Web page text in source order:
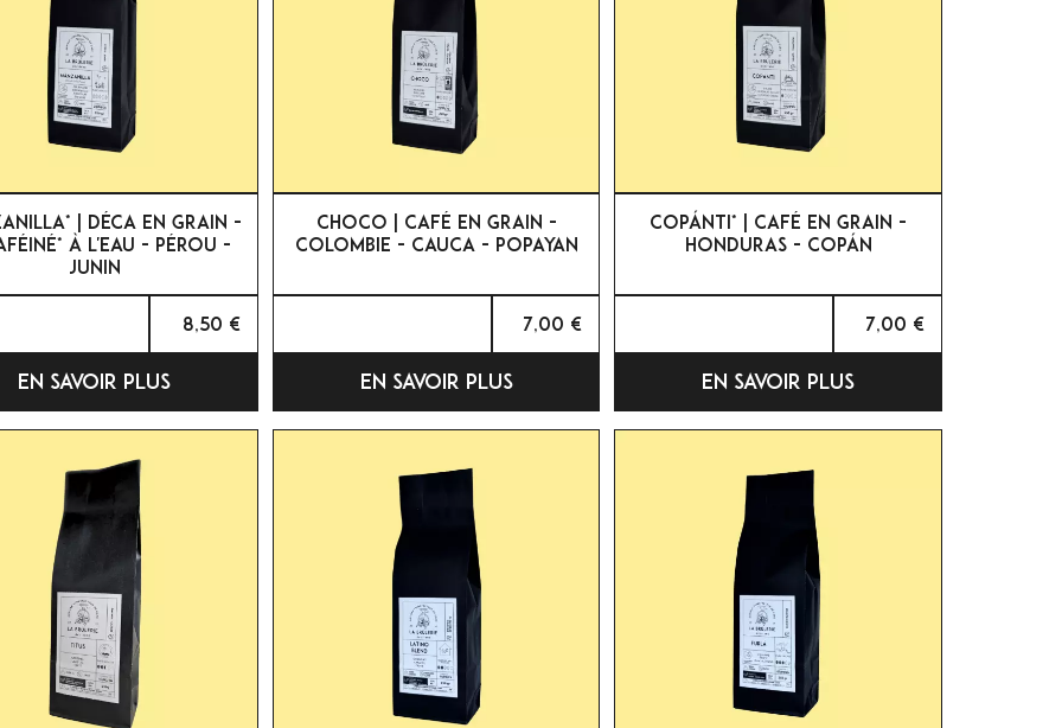
 APERÇU RAPIDE
| DÉCA EN GRAIN -
À L'EAU - PÉROU -
JUNIN
8,50 €
EN SAVOIR PLUS
APERÇU RAPIDE
CHOCO | CAFÉ EN GRAIN -
COLOMBIE - CAUCA - POPAYAN
7,00 €
EN SAVOIR PLUS
APERÇU RAPIDE
COPÁNTI* | CAFÉ EN GRAIN -
HONDURAS - COPÁN
7,00 €
EN SAVOIR PLUS